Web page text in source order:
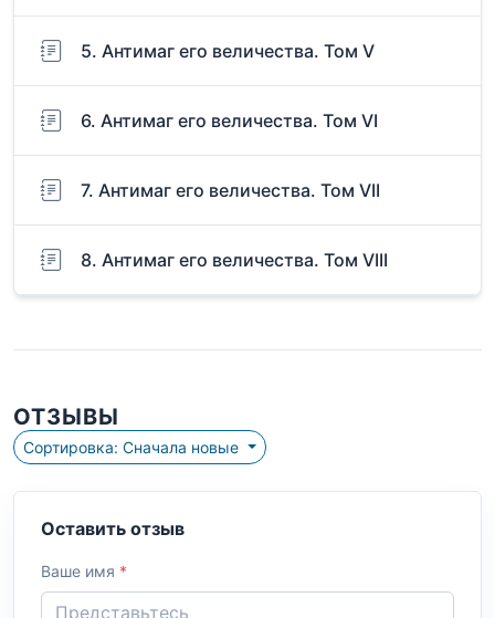
5. Антимаг его величества. Том V
6. Антимаг его величества. Том VI
7. Антимаг его величества. Том VII
8. Антимаг его величества. Том VIII
ОТЗЫВЫ
Сортировка: Сначала новые
Оставить отзыв
Ваше имя *